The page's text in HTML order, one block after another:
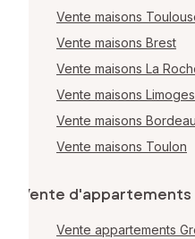
Vente maisons
Vente maisons Brest
Vente maisons La
Vente maisons Limoges
Vente maisons
Vente maisons Toulon
Vente d'appartements
Vente appartements